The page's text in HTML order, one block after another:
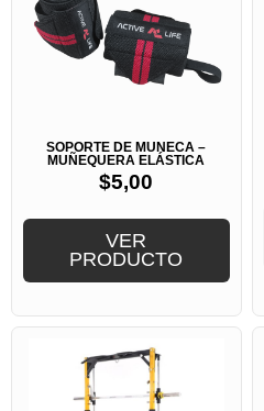
SOPORTE DE MUÑECA –
MUÑEQUERA ELÁSTICA
$5,00
VER
PRODUCTO